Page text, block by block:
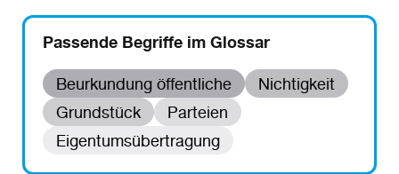
Passende Begriffe im Glossar
Beurkundung öffentliche
Nichtigkeit
Grundstück
Parteien
Eigentumsübertragung